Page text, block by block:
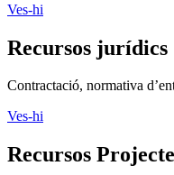
Ves-hi
Recursos jurídics
Contractació, normativa
Ves-hi
Recursos